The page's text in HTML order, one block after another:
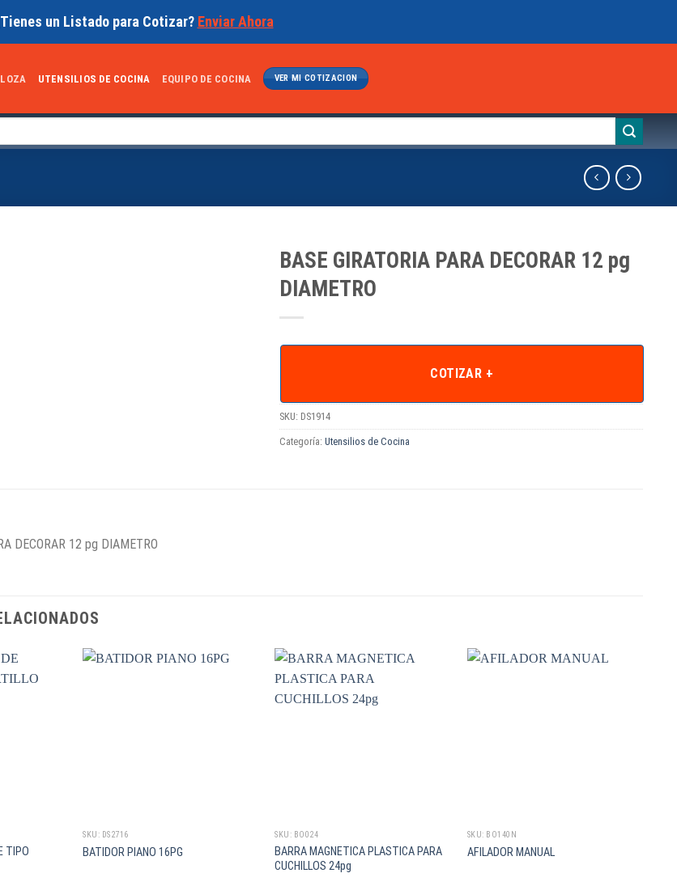
un Listado para Cotizar? Enviar Ahora
LOZA UTENSILIOS DE COCINA EQUIPO DE COCINA VER MI COTIZACION
BASE GIRATORIA PARA DECORAR 12 pg
DIAMETRO
COTIZAR +
SKU: DS1914
Categoría: Utensilios de Cocina
DECORAR 12 pg DIAMETRO
TIPO
SKU: DS2716
BATIDOR PIANO 16PG
SKU: BO024
BARRA MAGNETICA PLASTICA PARA
CUCHILLOS 24pg
SKU: BO140N
AFILADOR MANUAL